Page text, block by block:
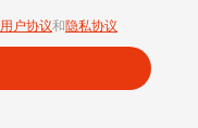
用户协议和隐私协议